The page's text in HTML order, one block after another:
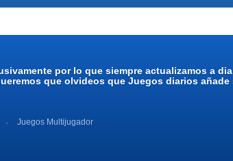
por lo que siempre actualizamos a
que olvideos que Juegos diarios
Juegos Multijugador